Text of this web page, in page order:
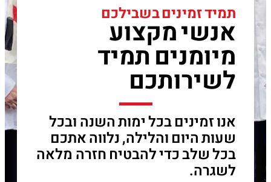
תמיד זמינים בשבילכם
אנשי מקצוע
מיומנים תמיד
לשירותכם
אנו זמינים בכל ימות השנה ובכל
שעות היום והלילה, נלווה אתכם
בכל שלב כדי להבטיח חזרה מלאה
לשגרה.